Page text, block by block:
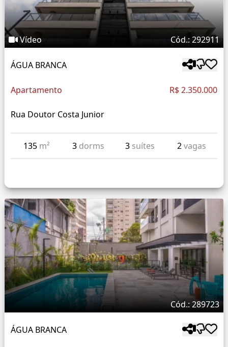
Vídeo Cód.: 292911
ÁGUA BRANCA
Apartamento R$ 2.350.000
Rua Doutor Costa Junior
135 m² 3 dorms 3 suítes 2vagas
Cód.: 289723
ÁGUA BRANCA